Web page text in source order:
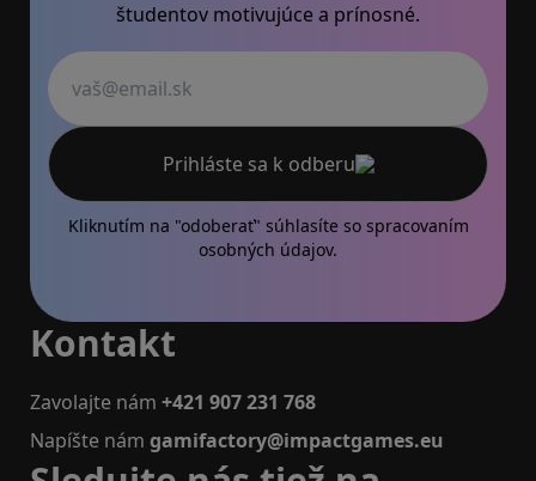
študentov motivujúce a prínosné.
Prihláste sa k odberu
Kliknutím na "odoberať" súhlasíte so spracovaním
osobných údajov.
Kontakt
Zavolajte nám +421 907 231 768
Napíšte nám gamifactory@impactgames.eu